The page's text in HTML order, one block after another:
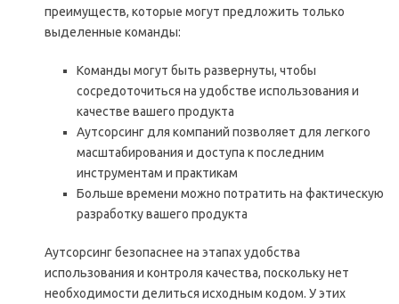
преимуществ, которые могут предложить только
выделенные команды:
Команды могут быть развернуты, чтобы
сосредоточиться на удобстве использования и
качестве вашего продукта
Аутсорсинг для компаний позволяет для легкого
масштабирования и доступа к последним
инструментам и практикам
Больше времени можно потратить на фактическую
разработку вашего продукта
Аутсорсинг безопаснее на этапах удобства
использования и контроля качества, поскольку нет
необходимости делиться исходным кодом. У этих